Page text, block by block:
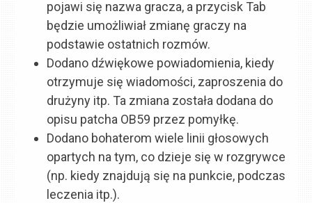
pojawi się nazwa gracza, a przycisk Tab
będzie umożliwiał zmianę graczy na
podstawie ostatnich rozmów.
Dodano dźwiękowe powiadomienia, kiedy
otrzymuje się wiadomości, zaproszenia do
drużyny itp. Ta zmiana została dodana do
opisu patcha OB59 przez pomyłkę.
Dodano bohaterom wiele linii głosowych
opartych na tym, co dzieje się w rozgrywce
(np. kiedy znajdują się na punkcie, podczas
leczenia itp.).